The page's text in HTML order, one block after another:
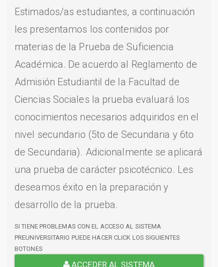
Estimados/as estudiantes, a continuación
les presentamos los contenidos por
materias de la Prueba de Suficiencia
Académica. De acuerdo al Reglamento de
Admisión Estudiantil de la Facultad de
Ciencias Sociales la prueba evaluará los
conocimientos necesarios adquiridos en el
nivel secundario (5to de Secundaria y 6to
de Secundaria). Adicionalmente se aplicará
una prueba de carácter psicotécnico. Les
deseamos éxito en la preparación y
desarrollo de la prueba.
SI TIENE PROBLEMAS CON EL ACCESO AL SISTEMA
PREUNIVERSITARIO PUEDE HACER CLICK LOS SIGUIENTES
BOTONES
ACCEDER AL SISTEMA